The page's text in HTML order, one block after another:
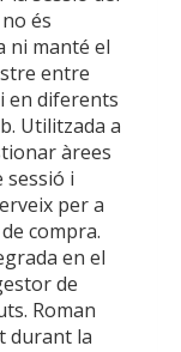
és
ni manté el
entre
en diferents
Utilitzada a
àrees
sessió i
per a
compra.
en el
de
Roman
durant la